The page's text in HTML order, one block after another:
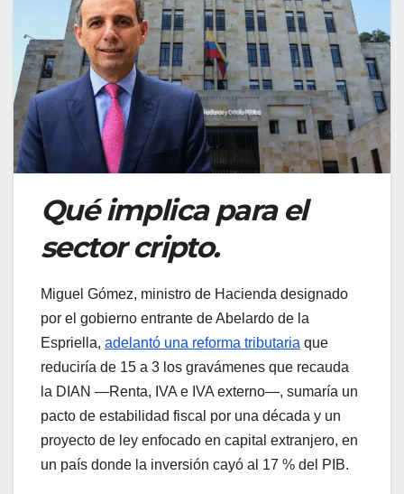
Qué implica para el
sector cripto.
Miguel Gómez, ministro de Hacienda designado
por el gobierno entrante de Abelardo de la
Espriella, adelantó una reforma tributaria que
reduciría de 15 a 3 los gravámenes que recauda
la DIAN —Renta, IVA e IVA externo—, sumaría un
pacto de estabilidad fiscal por una década y un
proyecto de ley enfocado en capital extranjero, en
un país donde la inversión cayó al 17 % del PIB.